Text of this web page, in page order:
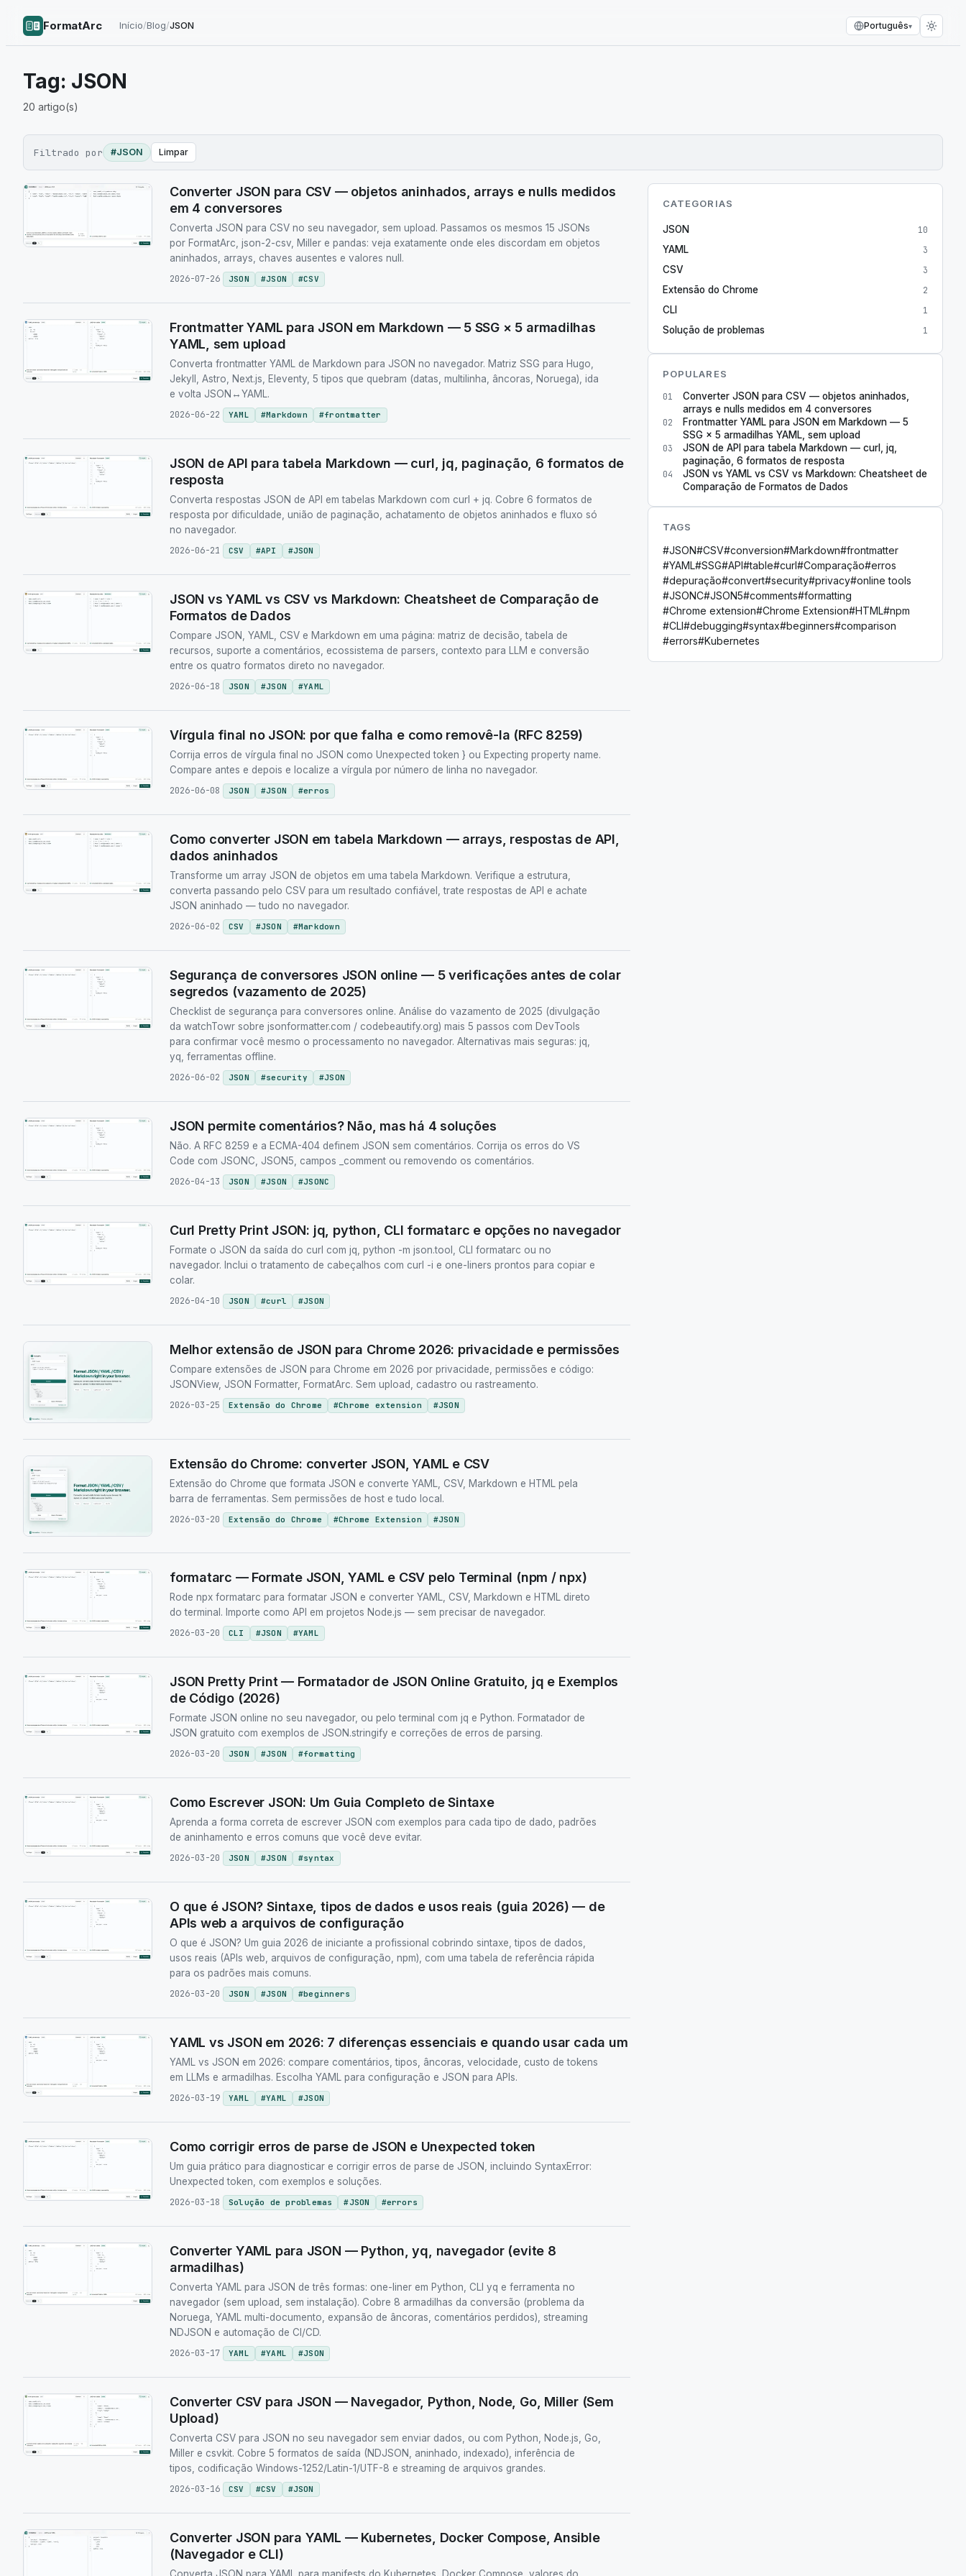
FormatArc Início/Blog/JSON Português▾
Tag: JSON
20 artigo(s)
Filtrado por #JSON Limpar
Converter JSON para CSV — objetos aninhados, arrays e nulls medidos
em 4 conversores
Converta JSON para CSV no seu navegador, sem upload. Passamos os mesmos 15 JSONs
por FormatArc, json-2-csv, Miller e pandas: veja exatamente onde eles discordam em objetos
aninhados, arrays, chaves ausentes e valores null.
2026-07-26
JSON #JSON #CSV
Frontmatter YAML para JSON em Markdown — 5 SSG × 5 armadilhas
YAML, sem upload
Converta frontmatter YAML de Markdown para JSON no navegador. Matriz SSG para Hugo,
Jekyll, Astro, Next.js, Eleventy, 5 tipos que quebram (datas, multilinha, âncoras, Noruega), ida
e volta JSON↔YAML.
2026-06-22
YAML #Markdown #frontmatter
JSON de API para tabela Markdown — curl, jq, paginação, 6 formatos de
resposta
Converta respostas JSON de API em tabelas Markdown com curl + jq. Cobre 6 formatos de
resposta por dificuldade, união de paginação, achatamento de objetos aninhados e fluxo só
no navegador.
2026-06-21
CSV #API #JSON
JSON vs YAML vs CSV vs Markdown: Cheatsheet de Comparação de
Formatos de Dados
Compare JSON, YAML, CSV e Markdown em uma página: matriz de decisão, tabela de
recursos, suporte a comentários, ecossistema de parsers, contexto para LLM e conversão
entre os quatro formatos direto no navegador.
2026-06-18
JSON #JSON #YAML
Vírgula final no JSON: por que falha e como removê-la (RFC 8259)
Corrija erros de vírgula final no JSON como Unexpected token } ou Expecting property name.
Compare antes e depois e localize a vírgula por número de linha no navegador.
2026-06-08
JSON #JSON #erros
Como converter JSON em tabela Markdown — arrays, respostas de API,
dados aninhados
Transforme um array JSON de objetos em uma tabela Markdown. Verifique a estrutura,
converta passando pelo CSV para um resultado confiável, trate respostas de API e achate
JSON aninhado — tudo no navegador.
2026-06-02
CSV #JSON #Markdown
Segurança de conversores JSON online — 5 verificações antes de colar
segredos (vazamento de 2025)
Checklist de segurança para conversores online. Análise do vazamento de 2025 (divulgação
da watchTowr sobre jsonformatter.com / codebeautify.org) mais 5 passos com DevTools
para confirmar você mesmo o processamento no navegador. Alternativas mais seguras: jq,
yq, ferramentas offline.
2026-06-02
JSON #security #JSON
JSON permite comentários? Não, mas há 4 soluções
Não. A RFC 8259 e a ECMA-404 definem JSON sem comentários. Corrija os erros do VS
Code com JSONC, JSON5, campos _comment ou removendo os comentários.
2026-04-13
JSON #JSON #JSONC
Curl Pretty Print JSON: jq, python, CLI formatarc e opções no navegador
Formate o JSON da saída do curl com jq, python -m json.tool, CLI formatarc ou no
navegador. Inclui o tratamento de cabeçalhos com curl -i e one-liners prontos para copiar e
colar.
2026-04-10
JSON #curl #JSON
Melhor extensão de JSON para Chrome 2026: privacidade e permissões
Compare extensões de JSON para Chrome em 2026 por privacidade, permissões e código:
JSONView, JSON Formatter, FormatArc. Sem upload, cadastro ou rastreamento.
2026-03-25
Extensão do Chrome #Chrome extension #JSON
Extensão do Chrome: converter JSON, YAML e CSV
Extensão do Chrome que formata JSON e converte YAML, CSV, Markdown e HTML pela
barra de ferramentas. Sem permissões de host e tudo local.
2026-03-20
Extensão do Chrome #Chrome Extension #JSON
formatarc — Formate JSON, YAML e CSV pelo Terminal (npm / npx)
Rode npx formatarc para formatar JSON e converter YAML, CSV, Markdown e HTML direto
do terminal. Importe como API em projetos Node.js — sem precisar de navegador.
2026-03-20
CLI #JSON #YAML
JSON Pretty Print — Formatador de JSON Online Gratuito, jq e Exemplos
de Código (2026)
Formate JSON online no seu navegador, ou pelo terminal com jq e Python. Formatador de
JSON gratuito com exemplos de JSON.stringify e correções de erros de parsing.
2026-03-20
JSON #JSON #formatting
Como Escrever JSON: Um Guia Completo de Sintaxe
Aprenda a forma correta de escrever JSON com exemplos para cada tipo de dado, padrões
de aninhamento e erros comuns que você deve evitar.
2026-03-20
JSON #JSON #syntax
O que é JSON? Sintaxe, tipos de dados e usos reais (guia 2026) — de
APIs web a arquivos de configuração
O que é JSON? Um guia 2026 de iniciante a profissional cobrindo sintaxe, tipos de dados,
usos reais (APIs web, arquivos de configuração, npm), com uma tabela de referência rápida
para os padrões mais comuns.
2026-03-20
JSON #JSON #beginners
YAML vs JSON em 2026: 7 diferenças essenciais e quando usar cada um
YAML vs JSON em 2026: compare comentários, tipos, âncoras, velocidade, custo de tokens
em LLMs e armadilhas. Escolha YAML para configuração e JSON para APIs.
2026-03-19
YAML #YAML #JSON
Como corrigir erros de parse de JSON e Unexpected token
Um guia prático para diagnosticar e corrigir erros de parse de JSON, incluindo SyntaxError:
Unexpected token, com exemplos e soluções.
2026-03-18
Solução de problemas #JSON #errors
Converter YAML para JSON — Python, yq, navegador (evite 8
armadilhas)
Converta YAML para JSON de três formas: one-liner em Python, CLI yq e ferramenta no
navegador (sem upload, sem instalação). Cobre 8 armadilhas da conversão (problema da
Noruega, YAML multi-documento, expansão de âncoras, comentários perdidos), streaming
NDJSON e automação de CI/CD.
2026-03-17
YAML #YAML #JSON
Converter CSV para JSON — Navegador, Python, Node, Go, Miller (Sem
Upload)
Converta CSV para JSON no seu navegador sem enviar dados, ou com Python, Node.js, Go,
Miller e csvkit. Cobre 5 formatos de saída (NDJSON, aninhado, indexado), inferência de
tipos, codificação Windows-1252/Latin-1/UTF-8 e streaming de arquivos grandes.
2026-03-16
CSV #CSV #JSON
Converter JSON para YAML — Kubernetes, Docker Compose, Ansible
(Navegador e CLI)
Converta JSON para YAML para manifests do Kubernetes, Docker Compose, valores do
CATEGORIAS
JSON 10
YAML 3
CSV 3
Extensão do Chrome 2
CLI 1
Solução de problemas 1
POPULARES
01
Converter JSON para CSV — objetos aninhados,
arrays e nulls medidos em 4 conversores
02
Frontmatter YAML para JSON em Markdown — 5
SSG × 5 armadilhas YAML, sem upload
03
JSON de API para tabela Markdown — curl, jq,
paginação, 6 formatos de resposta
04
JSON vs YAML vs CSV vs Markdown: Cheatsheet de
Comparação de Formatos de Dados
TAGS
#JSON#CSV#conversion#Markdown#frontmatter
#YAML#SSG#API#table#curl#Comparação#erros
#depuração#convert#security#privacy#online tools
#JSONC#JSON5#comments#formatting
#Chrome extension#Chrome Extension#HTML#npm
#CLI#debugging#syntax#beginners#comparison
#errors#Kubernetes